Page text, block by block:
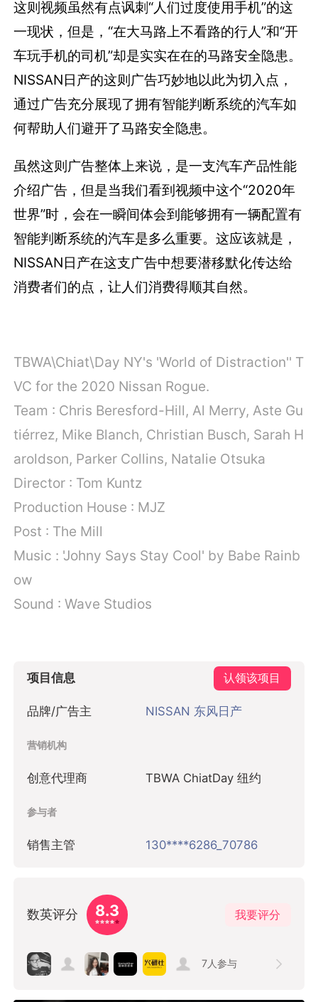
这则视频虽然有点讽刺“人们过度使用手机”的这
一现状，但是，“在大马路上不看路的行人”和“开
车玩手机的司机”却是实实在在的马路安全隐患。
NISSAN日产的这则广告巧妙地以此为切入点，
通过广告充分展现了拥有智能判断系统的汽车如
何帮助人们避开了马路安全隐患。
虽然这则广告整体上来说，是一支汽车产品性能
介绍广告，但是当我们看到视频中这个“2020年
世界”时，会在一瞬间体会到能够拥有一辆配置有
智能判断系统的汽车是多么重要。这应该就是，
NISSAN日产在这支广告中想要潜移默化传达给
消费者们的点，让人们消费得顺其自然。
TBWA\Chiat\Day NY's 'World of Distraction'' T
VC for the 2020 Nissan Rogue.
Team : Chris Beresford-Hill, Al Merry, Aste Gu
tiérrez, Mike Blanch, Christian Busch, Sarah H
aroldson, Parker Collins, Natalie Otsuka
Director : Tom Kuntz
Production House : MJZ
Post : The Mill
Music : 'Johny Says Stay Cool' by Babe Rainb
ow
Sound : Wave Studios
项目信息 认领该项目
品牌/广告主 NISSAN 东风日产
营销机构
创意代理商 TBWA ChiatDay 纽约
参与者
销售主管 130****6286_70786
数英评分 8.3 我要评分
7人参与